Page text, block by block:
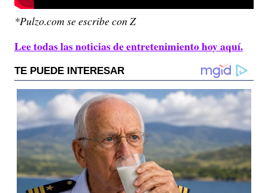
*Pulzo.com se escribe con Z
Lee todas las noticias de entretenimiento hoy aquí.